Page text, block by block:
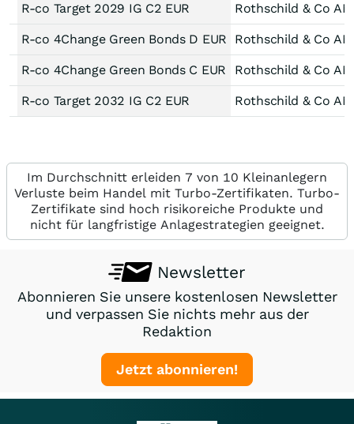
R-co Target 2029 IG C2 EUR Rothschild & Co AM
R-co 4Change Green Bonds D EUR Rothschild & Co AM
R-co 4Change Green Bonds C EUR Rothschild & Co AM
R-co Target 2032 IG C2 EUR Rothschild & Co AM
Im Durchschnitt erleiden 7 von 10 Kleinanlegern
Verluste beim Handel mit Turbo-Zertifikaten. Turbo-
Zertifikate sind hoch risikoreiche Produkte und
nicht für langfristige Anlagestrategien geeignet.
Newsletter
Abonnieren Sie unsere kostenlosen Newsletter
und verpassen Sie nichts mehr aus der
Redaktion
Jetzt abonnieren!